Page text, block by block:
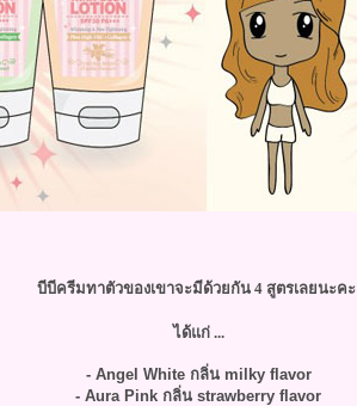
บีบีครีมทาตัวของเขาจะมีด้วยกัน 4 สูตรเลยนะคะ
ได้แก่ ...
- Angel White กลิ่น milky flavor
- Aura Pink กลิ่น strawberry flavor